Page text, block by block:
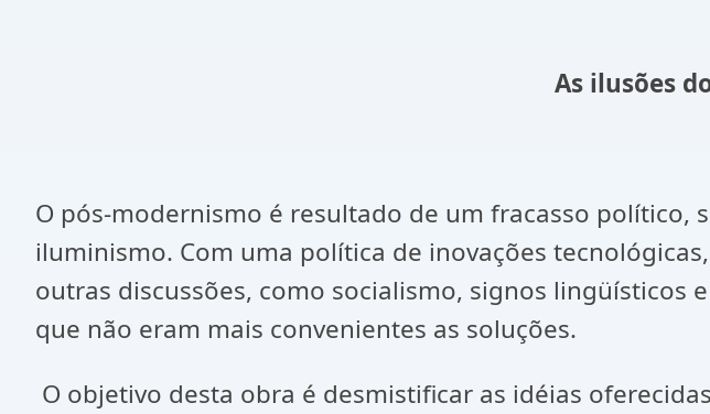
As ilusões
O pós-modernismo é resultado de um fracasso
iluminismo. Com uma política de inovações
outras discussões, como socialismo, signos lingüísticos
que não eram mais convenientes as soluções.
O objetivo desta obra é desmistificar as idéias